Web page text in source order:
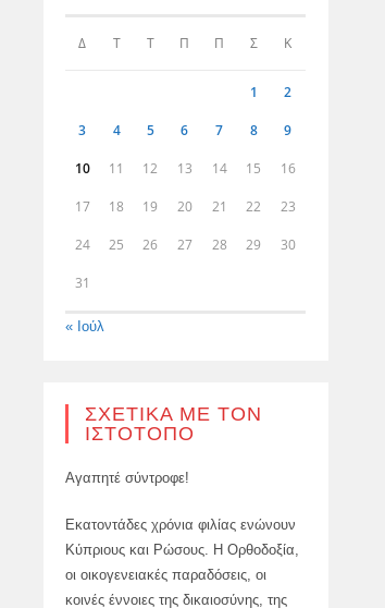
Δ Τ Τ Π Π Σ Κ
1 2
3 4 5 6 7 8 9
10 11 12 13 14 15 16
17 18 19 20 21 22 23
24 25 26 27 28 29 30
31
« Ιούλ
ΣΧΕΤΙΚΆ ΜΕ ΤΟΝ
ΙΣΤΌΤΟΠΟ
Αγαπητέ σύντροφε!
Εκατοντάδες χρόνια φιλίας ενώνουν
Κύπριους και Ρώσους. Η Ορθοδοξία,
οι οικογενειακές παραδόσεις, οι
κοινές έννοιες της δικαιοσύνης, της